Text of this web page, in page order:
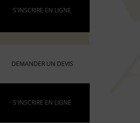
S'INSCRIRE EN LIGNE
DEMANDER UN DEVIS
S'INSCRIRE EN LIGNE